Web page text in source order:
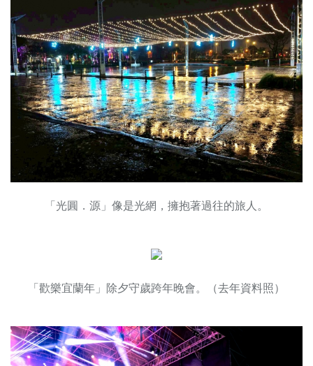
「光圓．源」像是光網，擁抱著過往的旅人。
「歡樂宜蘭年」除夕守歲跨年晚會。（去年資料照）